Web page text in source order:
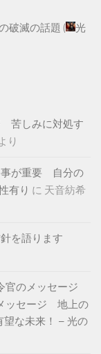
破滅の話題 (
光
苦しみに対処す
り
が重要 自分の
有り に 天音紡希
針を語ります
官のメッセージ
ッセージ 地上の
な未来！ – 光の